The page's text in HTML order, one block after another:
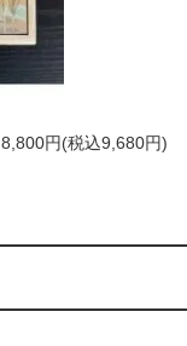
8,800円(税込9,680円)